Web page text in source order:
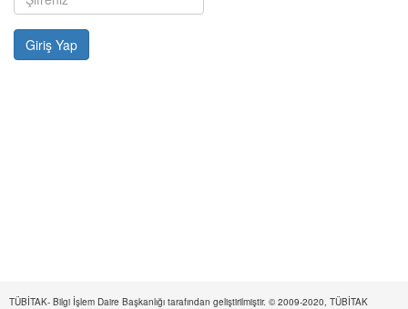
TÜBİTAK- Bilgi İşlem Daire Başkanlığı tarafından geliştirilmiştir. © 2009-2020, TÜBİTAK